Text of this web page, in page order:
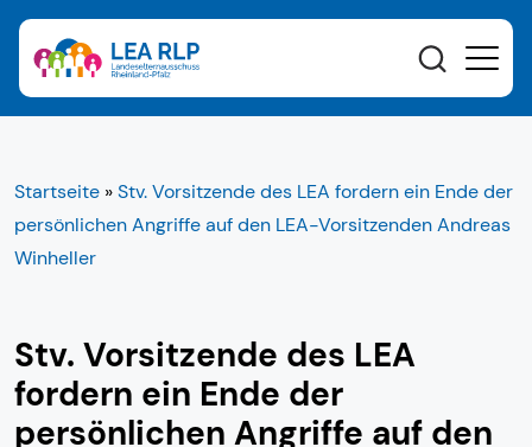
Startseite »Stv. Vorsitzende des LEA fordern ein Ende der
persönlichen Angriffe auf den LEA-Vorsitzenden Andreas
Winheller
Stv. Vorsitzende des LEA
fordern ein Ende der
persönlichen Angriffe auf den